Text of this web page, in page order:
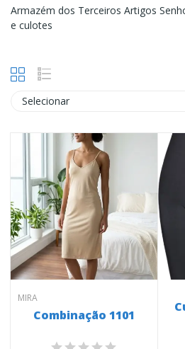
Armazém dos Terceiros Artigos
e culotes
Selecionar
MIRA
Combinação 1101